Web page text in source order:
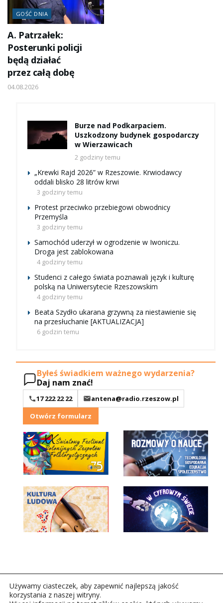
GOŚĆ DNIA
A. Patrzałek:
Posterunki policji
będą działać
przez całą dobę
04.08.2026
Burze nad Podkarpaciem.
Uszkodzony budynek gospodarczy
w Wierzawicach
2 godziny temu
„Krewki Rajd 2026” w Rzeszowie. Krwiodawcy
oddali blisko 28 litrów krwi
3 godziny temu
Protest przeciwko przebiegowi obwodnicy
Przemyśla
3 godziny temu
Samochód uderzył w ogrodzenie w Iwoniczu.
Droga jest zablokowana
4 godziny temu
Studenci z całego świata poznawali język i kulturę
polską na Uniwersytecie Rzeszowskim
4 godziny temu
Beata Szydło ukarana grzywną za niestawienie się
na przesłuchanie [AKTUALIZACJA]
6 godzin temu
Byłeś świadkiem ważnego wydarzenia?
Daj nam znać!
17 222 22 22
antena@radio.rzeszow.pl
Otwórz formularz
Używamy ciasteczek, aby zapewnić najlepszą jakość
korzystania z naszej witryny.